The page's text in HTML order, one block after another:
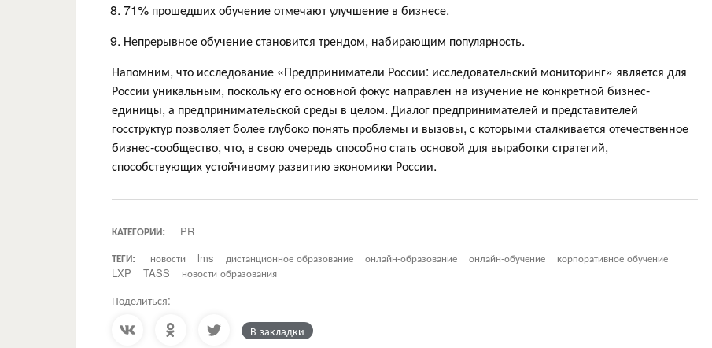
71% прошедших обучение отмечают улучшение в бизнесе.
Непрерывное обучение становится трендом, набирающим популярность.
Напомним, что исследование «Предприниматели России: исследовательский мониторинг» является для
России уникальным, поскольку его основной фокус направлен на изучение не конкретной бизнес-
единицы, а предпринимательской среды в целом. Диалог предпринимателей и представителей
госструктур позволяет более глубоко понять проблемы и вызовы, с которыми сталкивается отечественное
бизнес-сообщество, что, в свою очередь способно стать основой для выработки стратегий,
способствующих устойчивому развитию экономики России.
КАТЕГОРИИ:
PR
ТЕГИ:
новости lms дистанционное образование онлайн-образование онлайн-обучение
корпоративное обучение
LXP
TASS новости образования
Поделиться:
В закладки